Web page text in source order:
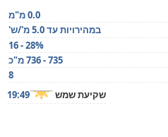
0.0 מ"מ
במהירויות עד 5.0 מ'/ש'
16 - 28%
735 - 736 מ"כ
8
שקיעת שמש 19:49